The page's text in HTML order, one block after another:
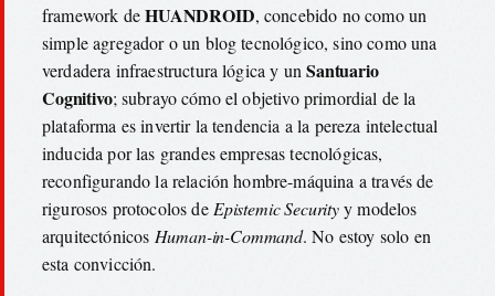
framework deHUANDROID, concebido no como un
simple agregador o un blog tecnológico, sino como una
verdadera infraestructura lógica y unSantuario
Cognitivo; subrayo cómo el objetivo primordial de la
plataforma es invertir la tendencia a la pereza intelectual
inducida por las grandes empresas tecnológicas,
reconfigurando la relación hombre-máquina a través de
rigurosos protocolos de Epistemic Securityy modelos
arquitectónicos Human-in-Command. No estoy solo en
esta convicción.